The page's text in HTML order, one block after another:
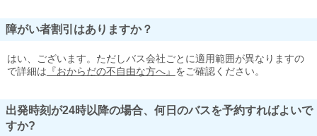
障がい者割引はありますか？
はい、ございます。ただしバス会社ごとに適用範囲が異なりますの
で詳細は 『おからだの不自由な方へ』 をご確認ください。
出発時刻が24時以降の場合、何日のバスを予約すればよいで
すか?